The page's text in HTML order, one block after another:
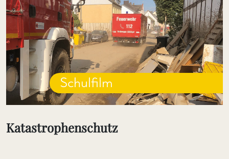
Schulfilm
Katastrophenschutz